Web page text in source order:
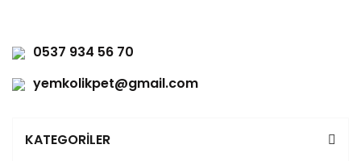
0537 934 56 70
yemkolikpet@gmail.com
KATEGORİLER